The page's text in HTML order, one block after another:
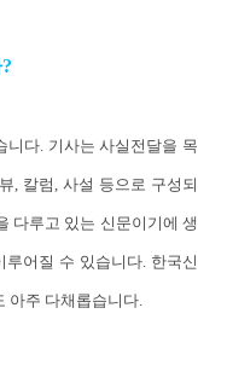
니다. 기사는 사실전달을 목
, 칼럼, 사설 등으로 구성되
다루고 있는 신문이기에 생
어질 수 있습니다. 한국신
아주 다채롭습니다.